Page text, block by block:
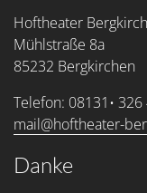
Hoftheater
Mühlstraße 8a
85232 Bergkirchen
Telefon: 08131• 326
mail@hoftheater-
Danke